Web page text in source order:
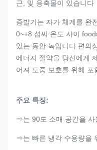
근, 및 응축물이 있습니다
증발기는 자가 체계를 완
0~+8 섭씨 온도 사이
있는 동안 녹입니다 편의
에너지 절약을 당신에게
어져 도중 보호를 위해 포
주요 특징:
⇒는 90도 소매 공간을 사
⇒는 빠른 냉각 수용량을